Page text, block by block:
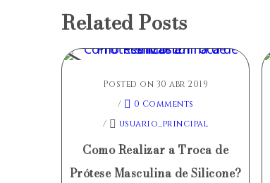
Related Posts
Posted on 30 abr 2019
/
0 Comments
/
usuario_principal
Como Realizar a Troca de
Prótese Masculina de Silicone?